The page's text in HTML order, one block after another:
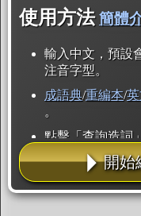
使用方法 簡體
輸入中文，預設
注音字型。
成語典/重編本/
。
點擊「查詢造詞
點「部首」瞬間
辭典解釋的全文
用手動重複輸入
開始